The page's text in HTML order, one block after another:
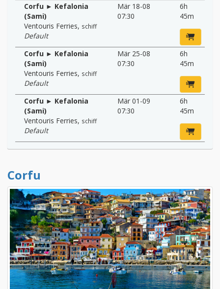
Corfu ► Kefalonia
(Sami)
Ventouris Ferries, schiff
Default
Mär 18-08
07:30
6h
45m
Corfu ► Kefalonia
(Sami)
Ventouris Ferries, schiff
Default
Mär 25-08
07:30
6h
45m
Corfu ► Kefalonia
(Sami)
Ventouris Ferries, schiff
Default
Mär 01-09
07:30
6h
45m
Corfu